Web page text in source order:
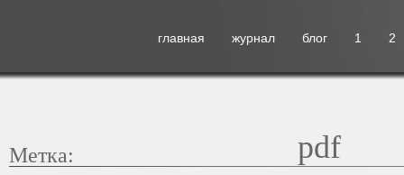
главная журнал блог 1 2
Метка: pdf